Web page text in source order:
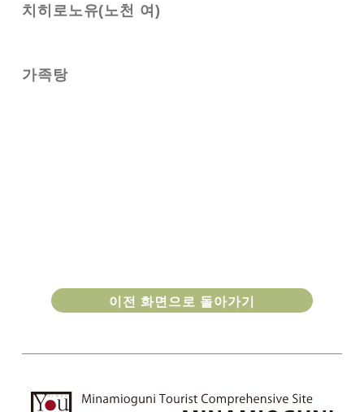
치히로노유(노천 여)
가족탕
이전 화면으로 돌아가기